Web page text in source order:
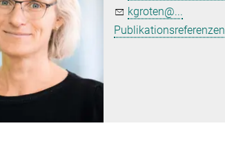
kgroten@...
Publikationsreferenzen